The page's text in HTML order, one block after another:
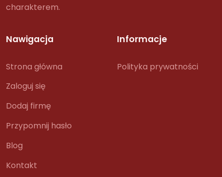
charakterem.
Nawigacja
Strona główna
Zaloguj się
Dodaj firmę
Przypomnij hasło
Blog
Kontakt
Informacje
Polityka prywatności